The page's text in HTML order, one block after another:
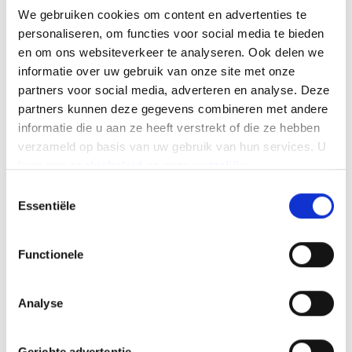
We gebruiken cookies om content en advertenties te
personaliseren, om functies voor social media te bieden
en om ons websiteverkeer te analyseren. Ook delen we
informatie over uw gebruik van onze site met onze
partners voor social media, adverteren en analyse. Deze
partners kunnen deze gegevens combineren met andere
informatie die u aan ze heeft verstrekt of die ze hebben
verzameld op basis van uw gebruik van hun services. U
Essentiële
Functionele
Analyse
terrein en consolideert zijn derde plaats op de
markt met een aandeel van 20,3% (een stijging
Wat brandstoffen betreft, blijft benzine niet
onverwacht de nummer 1 op de markt, met een
marktaandeel van 97,6%.
De tweedehandsmarkt valt terug
Terwijl de markt voor nieuwe motorfietsen en
groeide, was de situatie het tegenovergestelde
voor de markt van tweedehands gemotoriseerde
tweewielers, die in dezelfde periode met 26,9%
kromp. De reden hiervoor is de nieuwe
motorfietsen, die op 1 januari van dit jaar werd
ingevoerd en die de business voor de dealers